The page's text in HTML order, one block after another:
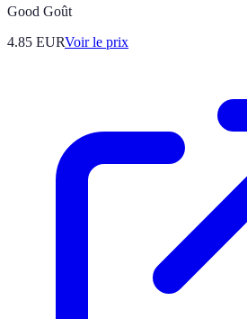
Good Goût
4.85 EURVoir le prix